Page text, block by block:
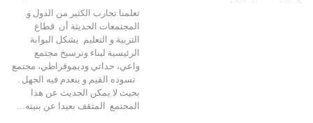
تعلمنا تجارب الكثير من الدول و
المجتمعات الحديثة أن قطاع
التربية و التعليم يشكل البوابة
الرئيسية لبناء وترسيخ مجتمع
واعي، حداثي وديموقراطي، مجتمع
تسوده القيم و ينعدم فيه الجهل .
بحيث لا يمكن الحديث عن هذا
المجتمع المثقف بعيدا عن بنيته…